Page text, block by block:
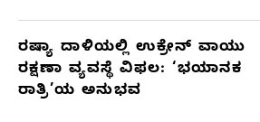
ರಷ್ಯಾ ದಾಳಿಯಲ್ಲಿ ಉಕ್ರೇನ್ ವಾಯು
ರಕ್ಷಣಾ ವ್ಯವಸ್ಥೆ ವಿಫಲ: ‘ಭಯಾನಕ
ರಾತ್ರಿ’ಯ ಅನುಭವ